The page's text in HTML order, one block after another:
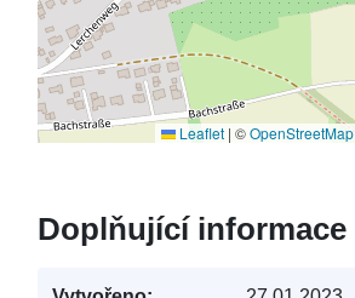
Leaflet | ©OpenStreetMap
Doplňující informace